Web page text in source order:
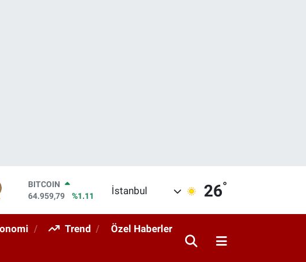
DOLAR
47,7436
%0.18
STERLİN
İstanbul 26°
Trend Özel Haberler